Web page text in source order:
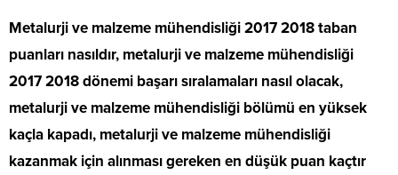
Metalurji ve malzeme mühendisliği 2017 2018 taban
puanları nasıldır, metalurji ve malzeme mühendisliği
2017 2018 dönemi başarı sıralamaları nasıl olacak,
metalurji ve malzeme mühendisliği bölümü en yüksek
kaçla kapadı, metalurji ve malzeme mühendisliği
kazanmak için alınması gereken en düşük puan kaçtır